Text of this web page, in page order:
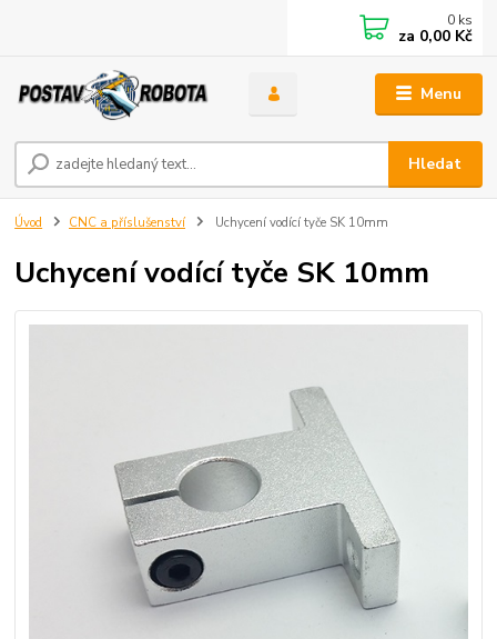
Menu
Hledat
0 ks
za 0,00 Kč
Úvod CNC a příslušenství Uchycení vodící tyče SK 10mm
Uchycení vodící tyče SK 10mm